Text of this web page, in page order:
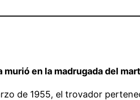
en la madrugada del
de 1955, el trovador